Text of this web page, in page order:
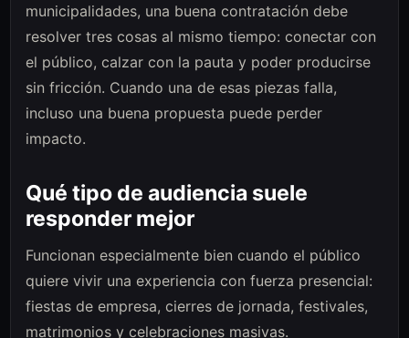
municipalidades, una buena contratación debe
resolver tres cosas al mismo tiempo: conectar con
el público, calzar con la pauta y poder producirse
sin fricción. Cuando una de esas piezas falla,
incluso una buena propuesta puede perder
impacto.
Qué tipo de audiencia suele
responder mejor
Funcionan especialmente bien cuando el público
quiere vivir una experiencia con fuerza presencial:
fiestas de empresa, cierres de jornada, festivales,
matrimonios y celebraciones masivas.